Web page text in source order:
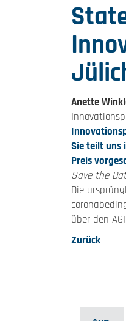
Anette
Sie teilt uns
Preis
Save the
Die
über den
Zurück